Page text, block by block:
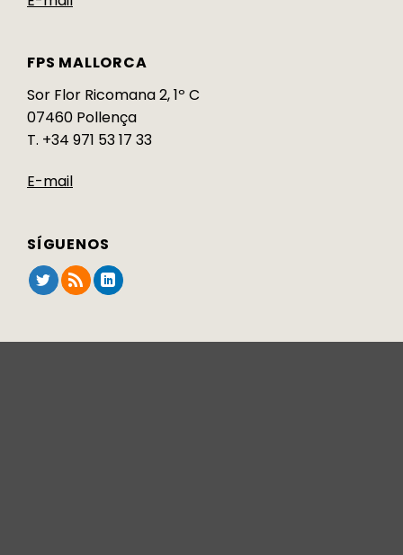
FPS MALLORCA
Sor Flor Ricomana 2, 1º C
07460 Pollença
T. +34 971 53 17 33
E-mail
SÍGUENOS